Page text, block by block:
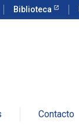
Biblioteca
Contacto